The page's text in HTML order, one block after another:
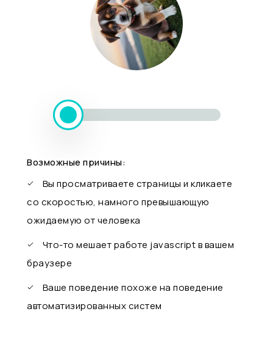
Возможные причины:
Вы просматриваете страницы и кликаете
со скоростью, намного превышающую
ожидаемую от человека
Что-то мешает работе javascript в вашем
браузере
Ваше поведение похоже на поведение
автоматизированных систем